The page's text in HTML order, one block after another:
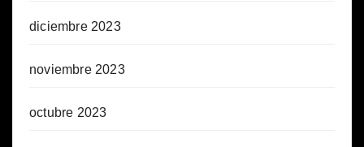
diciembre 2023
noviembre 2023
octubre 2023